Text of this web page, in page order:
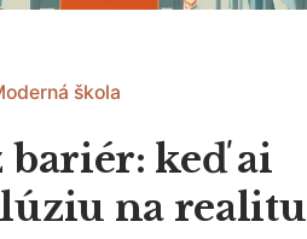
škola
bariér: keď ai
na realitu